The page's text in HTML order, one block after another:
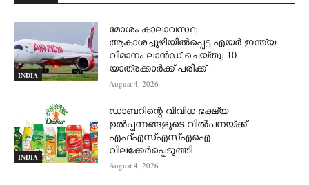
INDIA
മോശം കാലാവസ്ഥ;
ആകാശച്ചുഴിയില്‍പ്പെട്ട എയര്‍ ഇന്ത്യ
വിമാനം ലാന്‍ഡ് ചെയ്തു, 10
യാത്രക്കാര്‍ക്ക് പരിക്ക്
August 4, 2026
INDIA
ഡാബറിന്റെ വിവിധ ഭക്ഷ്യ
ഉൽപ്പന്നങ്ങളുടെ വിൽപനയ്ക്ക്
എഫ്എസ്എസ്എഐ
വിലക്കേർപ്പെടുത്തി
August 4, 2026